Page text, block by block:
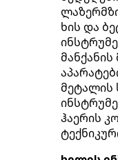
ხის და
მეტალის
ჰაერის